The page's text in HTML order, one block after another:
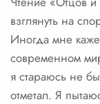
взглянуть на
Иногда мне
современном
я стараюсь не
отметал. Я